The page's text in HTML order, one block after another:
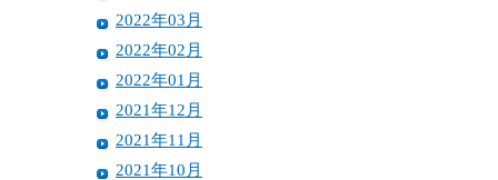
2022年03月
2022年02月
2022年01月
2021年12月
2021年11月
2021年10月